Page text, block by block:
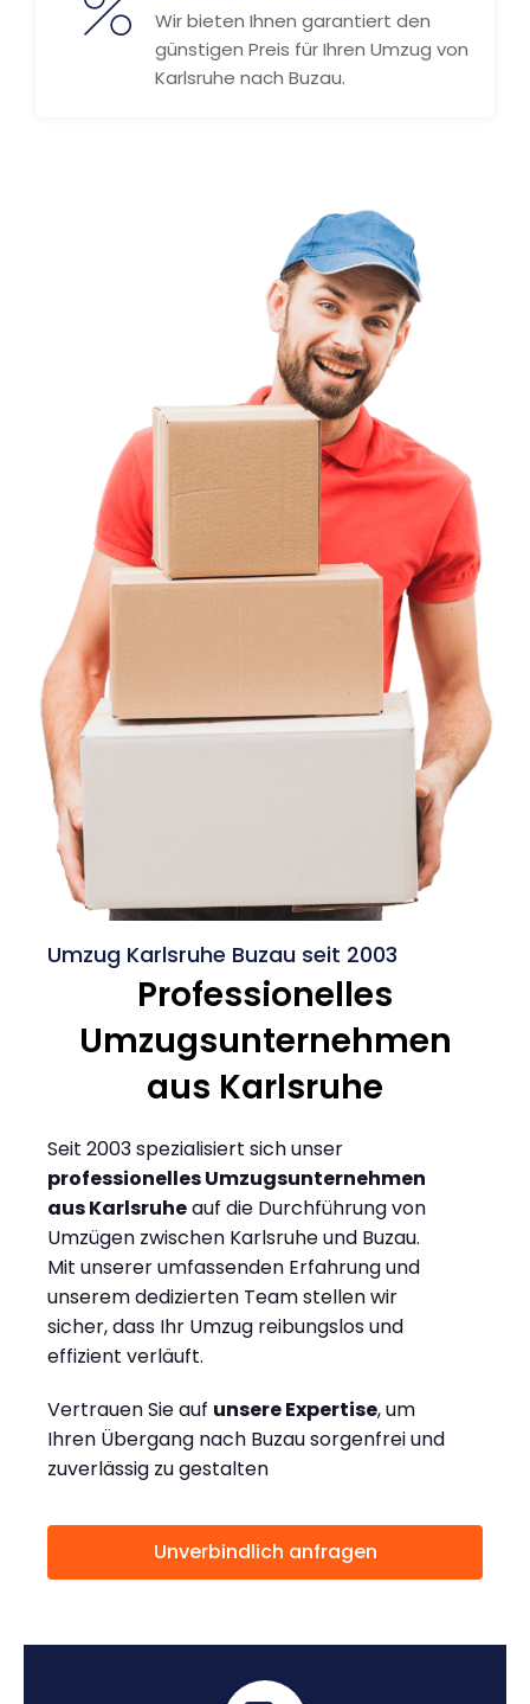
Wir bieten Ihnen garantiert den
günstigen Preis für Ihren Umzug von
Karlsruhe nach Buzau.
Umzug Karlsruhe Buzau seit 2003
Professionelles
Umzugsunternehmen
aus Karlsruhe
Seit 2003 spezialisiert sich unser
professionelles Umzugsunternehmen
aus Karlsruheauf die Durchführung von
Umzügen zwischen Karlsruhe und Buzau.
Mit unserer umfassenden Erfahrung und
unserem dedizierten Team stellen wir
sicher, dass Ihr Umzug reibungslos und
effizient verläuft.
Vertrauen Sie auf unsere Expertise, um
Ihren Übergang nach Buzau sorgenfrei und
zuverlässig zu gestalten
Unverbindlich anfragen